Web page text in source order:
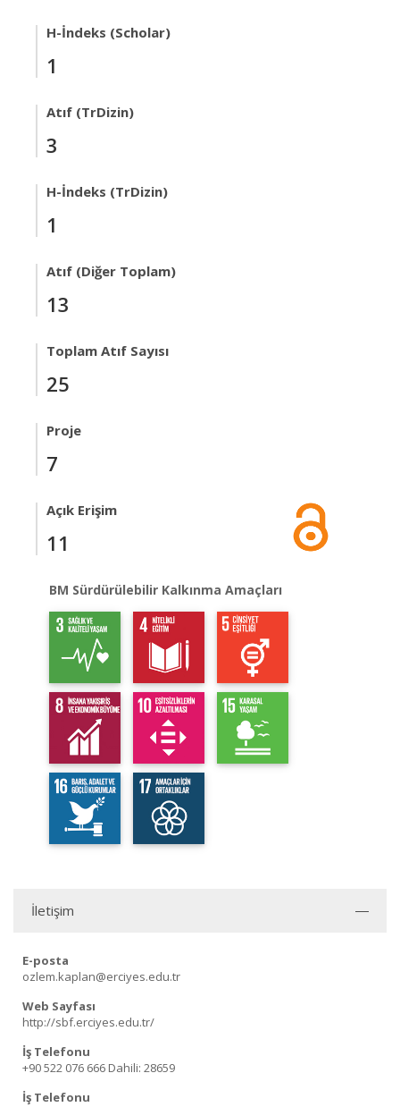
H-İndeks (Scholar)
1
Atıf (TrDizin)
3
H-İndeks (TrDizin)
1
Atıf (Diğer Toplam)
13
Toplam Atıf Sayısı
25
Proje
7
Açık Erişim
11
BM Sürdürülebilir Kalkınma Amaçları
İletişim
E-posta
ozlem.kaplan@erciyes.edu.tr
Web Sayfası
http://sbf.erciyes.edu.tr/
İş Telefonu
+90 522 076 666 Dahili: 28659
İş Telefonu